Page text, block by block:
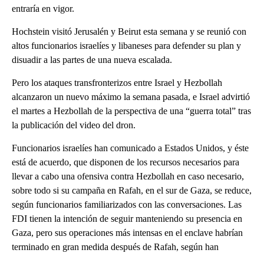
entraría en vigor.
Hochstein visitó Jerusalén y Beirut esta semana y se reunió con
altos funcionarios israelíes y libaneses para defender su plan y
disuadir a las partes de una nueva escalada.
Pero los ataques transfronterizos entre Israel y Hezbollah
alcanzaron un nuevo máximo la semana pasada, e Israel advirtió
el martes a Hezbollah de la perspectiva de una “guerra total” tras
la publicación del video del dron.
Funcionarios israelíes han comunicado a Estados Unidos, y éste
está de acuerdo, que disponen de los recursos necesarios para
llevar a cabo una ofensiva contra Hezbollah en caso necesario,
sobre todo si su campaña en Rafah, en el sur de Gaza, se reduce,
según funcionarios familiarizados con las conversaciones. Las
FDI tienen la intención de seguir manteniendo su presencia en
Gaza, pero sus operaciones más intensas en el enclave habrían
terminado en gran medida después de Rafah, según han